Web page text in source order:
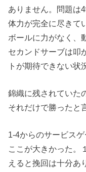
ありません。問題は
体力が完全に尽きて
ボールに力がなく、
セカンドサーブは叩
トが期待できない状
錦織に残されていた
それだけで勝ったと
1-4からのサービス
ここが大きかった。
えると挽回は十分あ